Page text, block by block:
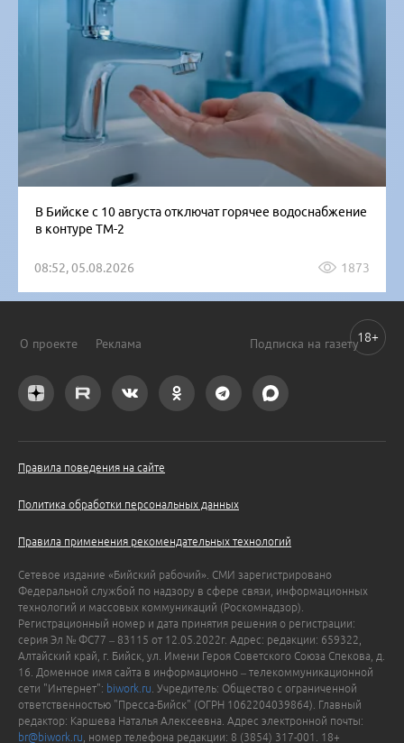
В Бийске с 10 августа отключат горячее водоснабжение
в контуре ТМ-2
08:52, 05.08.2026 1873
О проекте Реклама Подписка на газету
Правила поведения на сайте
Политика обработки персональных данных
Правила применения рекомендательных технологий
Сетевое издание «Бийский рабочий». СМИ зарегистрировано
Федеральной службой по надзору в сфере связи, информационных
технологий и массовых коммуникаций (Роскомнадзор).
Регистрационный номер и дата принятия решения о регистрации:
серия Эл № ФС77 – 83115 от 12.05.2022г. Адрес: редакции: 659322,
Алтайский край, г. Бийск, ул. Имени Героя Советского Союза Спекова, д.
16. Доменное имя сайта в информационно – телекоммуникационной
сети "Интернет": biwork.ru . Учредитель: Общество с ограниченной
ответственностью "Пресса-Бийск" (ОГРН 1062204039864). Главный
редактор: Каршева Наталья Алексеевна. Адрес электронной почты:
br@biwork.ru , номер телефона редакции: 8 (3854) 317-001. 18+
18+